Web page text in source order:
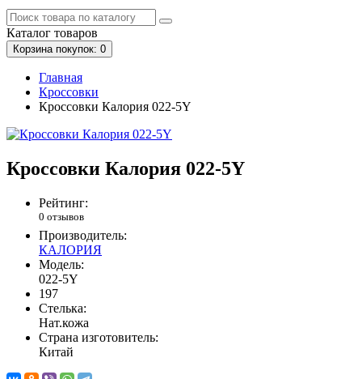
Каталог товаров
Корзинапокупок: 0
Главная
Кроссовки
Кроссовки Калория 022-5Y
Кроссовки Калория 022-5Y
Рейтинг:
0 отзывов
Производитель:
КАЛОРИЯ
Модель:
022-5Y
197
Стелька:
Нат.кожа
Страна изготовитель:
Китай